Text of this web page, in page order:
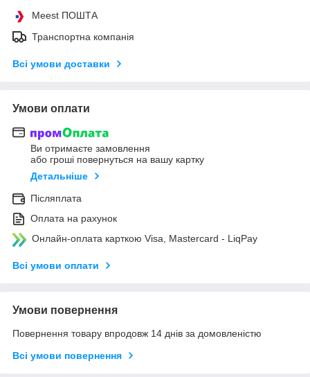
Meest ПОШТА
Транспортна компанія
Всі умови доставки
Умови оплати
Ви отримаєте замовлення
або гроші повернуться на вашу картку
Детальніше
Післяплата
Оплата на рахунок
Онлайн-оплата карткою Visa, Mastercard - LiqPay
Всі умови оплати
Умови повернення
Повернення товару впродовж 14 днів за домовленістю
Всі умови повернення